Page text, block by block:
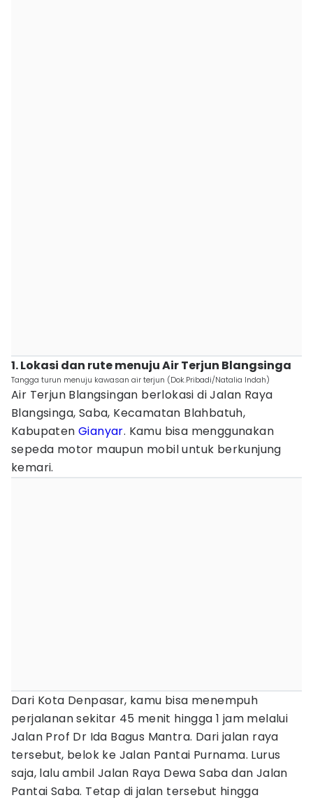
1. Lokasi dan rute menuju Air Terjun Blangsinga
Tangga turun menuju kawasan air terjun (Dok.Pribadi/Natalia Indah)
Air Terjun Blangsingan berlokasi di Jalan Raya
Blangsinga, Saba, Kecamatan Blahbatuh,
KabupatenGianyar. Kamu bisa menggunakan
sepeda motor maupun mobil untuk berkunjung
kemari.
Dari Kota Denpasar, kamu bisa menempuh
perjalanan sekitar 45 menit hingga 1 jam melalui
Jalan Prof Dr Ida Bagus Mantra. Dari jalan raya
tersebut, belok ke Jalan Pantai Purnama. Lurus
saja, lalu ambil Jalan Raya Dewa Saba dan Jalan
Pantai Saba. Tetap di jalan tersebut hingga